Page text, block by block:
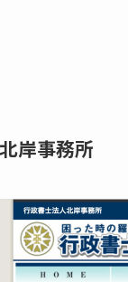
岸事務所